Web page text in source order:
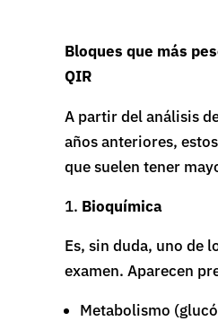
Bloques que más
QIR
A partir del análisis
años anteriores,
que suelen tener
Bioquímica
Es, sin duda, uno de
examen. Aparecen
Metabolismo